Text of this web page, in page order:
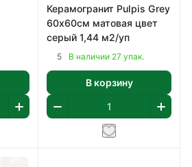
Керамогранит Pulpis Grey
60х60см матовая цвет
серый 1,44 м2/уп
5 В наличии 27 упак.
В корзину